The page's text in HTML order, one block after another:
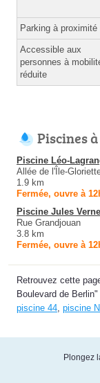
Parking à proximité
Accessible aux
personnes à
réduite
Piscines
Piscine Léo-
Allée de l'Île-
1.9 km
Fermée, ouvre à
Piscine Jules Verne
Rue Grandjouan
3.8 km
Fermée, ouvre à
Retrouvez cette
Boulevard de
piscine 44 piscine
Plongez